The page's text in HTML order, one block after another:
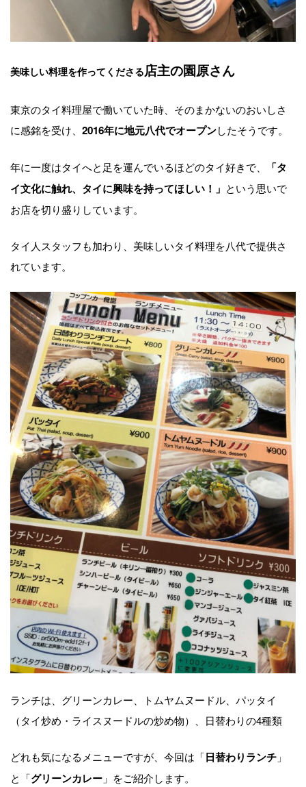
美味しい料理を作ってくださる店主の園原さん
東京のタイ料理屋で働いていた時、そのまかないのおいしさ
に感銘を受け、 2016年に地元八代でオープンしたそうです。
年に一度はタイへと足を運んでいるほどのタイ好きで、
「タ
イ文化に触れ、タイに興味を持ってほしい！」 という思いで
お店を切り盛りしています。
タイ人スタッフも加わり、美味しいタイ料理を八代で提供さ
れています。
ランチは、グリーンカレー、トムヤムヌードル、パッタイ
（タイ炒め・ライスヌードルの炒め物）、日替わりの4種類
どれも気になるメニューですが、今回は「日替わりランチ 」
と「グリーンカレー 」をご紹介します。